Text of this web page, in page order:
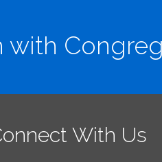
with
With Us